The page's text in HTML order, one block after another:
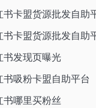
书卡盟货源批发自助
书卡盟货源批发自助
书发现页曝光
书吸粉卡盟自助平台
书哪里买粉丝